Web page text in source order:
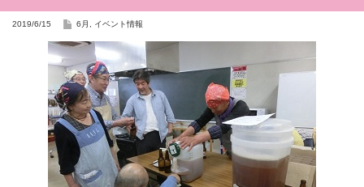
2019/6/15 6月 イベント情報